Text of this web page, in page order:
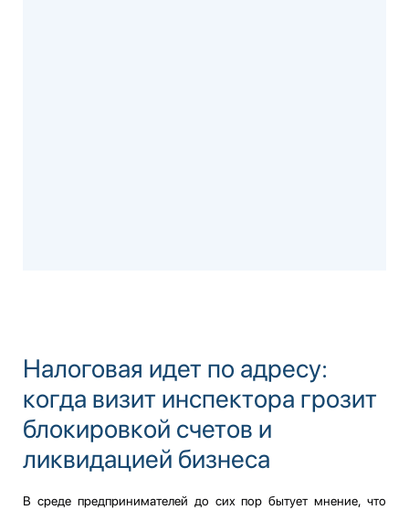
Налоговая идет по адресу:
когда визит инспектора грозит
блокировкой счетов и
ликвидацией бизнеса
В среде предпринимателей до сих пор бытует мнение, что